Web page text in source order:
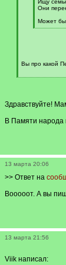
Ищу
Они
Может
[
Вы про какой
[
Здравствуйте!
В Памяти народа
13 марта 20:06
>> Ответ на
Вооооот. А вы
13 марта 21:56
Viik написал: